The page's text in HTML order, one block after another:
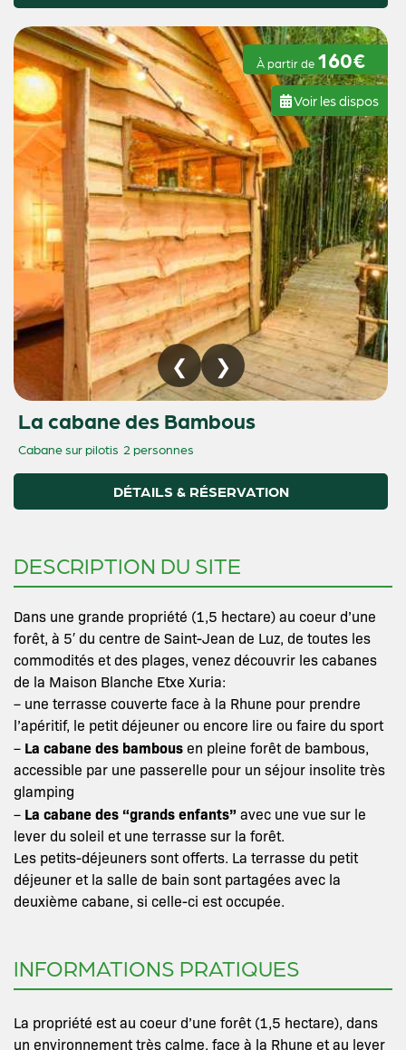
À partir de 160€
Voir les dispos
La cabane des Bambous
Cabane sur pilotis 2 personnes
DÉTAILS & RÉSERVATION
DESCRIPTION DU SITE
Dans une grande propriété (1,5 hectare) au coeur d’une
forêt, à 5′ du centre de Saint-Jean de Luz, de toutes les
commodités et des plages, venez découvrir les cabanes
de la Maison Blanche Etxe Xuria:
– une terrasse couverte face à la Rhune pour prendre
l’apéritif, le petit déjeuner ou encore lire ou faire du sport
– La cabane des bambous en pleine forêt de bambous,
accessible par une passerelle pour un séjour insolite très
glamping
– La cabane des “grands enfants” avec une vue sur le
lever du soleil et une terrasse sur la forêt.
Les petits-déjeuners sont offerts. La terrasse du petit
déjeuner et la salle de bain sont partagées avec la
deuxième cabane, si celle-ci est occupée.
INFORMATIONS PRATIQUES
La propriété est au coeur d’une forêt (1,5 hectare), dans
un environnement très calme, face à la Rhune et au lever